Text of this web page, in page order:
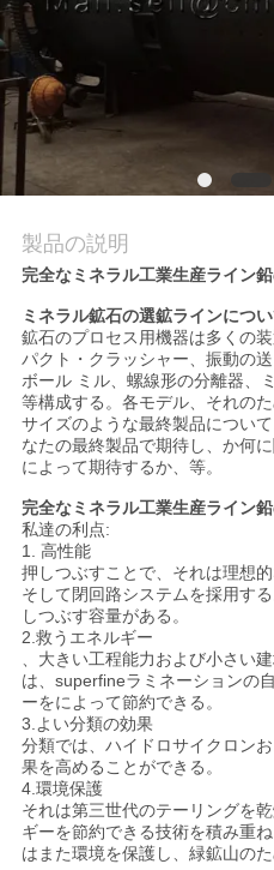
理
私
達
に
連
絡
し
な
さ
い
ニ
ュ
ー
ス
場
合
製品の説明
完全なミネラル工業生産ライン
ミネラル鉱石の選鉱ラインにつ
鉱石のプロセス用機器は多くの
パクト・クラッシャー、振動の
ボール ミル、螺線形の分離器、
等構成する。各モデル、それの
サイズのような最終製品につい
なたの最終製品で期待し、か何
によって期待するか、等。
完全なミネラル工業生産ライン
私達の利点:
1. 高性能
押しつぶすことで、それは理想
そして閉回路システムを採用す
しつぶす容量がある。
2.救うエネルギー
、大きい工程能力および小さい
は、superfineラミネーションの
ーをによって節約できる。
3.よい分類の効果
分類では、ハイドロサイクロン
果を高めることができる。
4.環境保護
それは第三世代のテーリングを
ギーを節約できる技術を積み重
はまた環境を保護し、緑鉱山の